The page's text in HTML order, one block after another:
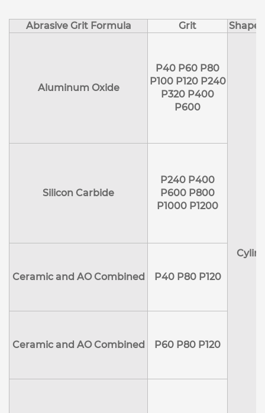
Abrasive Grit Formula Grit Shape
Aluminum Oxide
P40 P60 P80
P100 P120 P240
P320 P400
P600
Silicon Carbide
P240 P400
P600 P800
P1000 P1200
Ceramic and AO Combined P40 P80 P120
Ceramic and AO Combined P60 P80 P120